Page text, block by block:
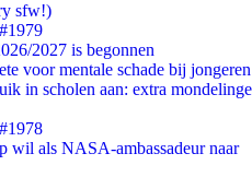
sfw!)
2027 is begonnen
voor mentale schade bij jongeren
in scholen aan: extra mondelinge
wil als NASA-ambassadeur naar